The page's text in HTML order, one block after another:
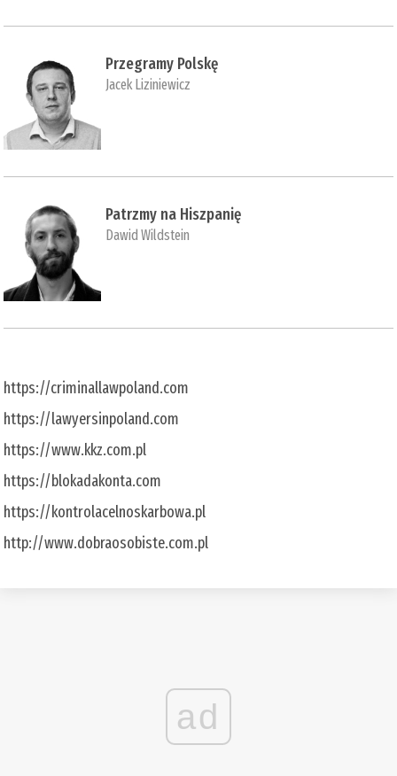
Przegramy Polskę
Jacek Liziniewicz
Patrzmy na Hiszpanię
Dawid Wildstein
https://criminallawpoland.com
https://lawyersinpoland.com
https://www.kkz.com.pl
https://blokadakonta.com
https://kontrolacelnoskarbowa.pl
http://www.dobraosobiste.com.pl
ad